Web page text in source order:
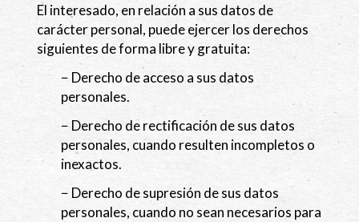
El interesado, en relación a sus datos de
carácter personal, puede ejercer los derechos
siguientes de forma libre y gratuita:
− Derecho de acceso a sus datos
personales.
− Derecho de rectificación de sus datos
personales, cuando resulten incompletos o
inexactos.
− Derecho de supresión de sus datos
personales, cuando no sean necesarios para